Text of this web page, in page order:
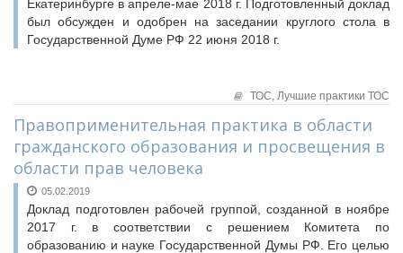
Екатеринбурге в апреле-мае 2018 г. Подготовленный доклад
был обсужден и одобрен на заседании круглого стола в
Государственной Думе РФ 22 июня 2018 г.
ТОС, Лучшие практики ТОС
Правоприменительная практика в области
гражданского образования и просвещения в
области прав человека
05.02.2019
Доклад подготовлен рабочей группой, созданной в ноябре
2017 г. в соответствии с решением Комитета по
образованию и науке Государственной Думы РФ. Его целью